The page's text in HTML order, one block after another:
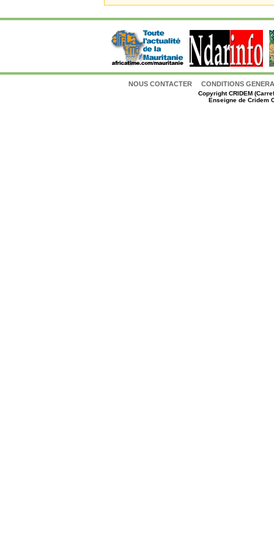
NOUS CONTACTER CONDITIONS
CopyrightCRIDEM
Enseigne de Cridem